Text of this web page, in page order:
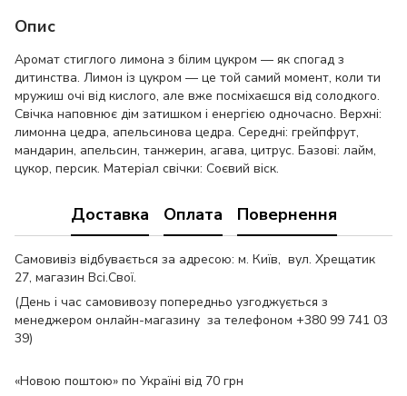
Опис
Аромат стиглого лимона з білим цукром — як спогад з
дитинства. Лимон із цукром — це той самий момент, коли ти
мружиш очі від кислого, але вже посміхаєшся від солодкого.
Свічка наповнює дім затишком і енергією одночасно. Верхні:
лимонна цедра, апельсинова цедра. Середні: грейпфрут,
мандарин, апельсин, танжерин, агава, цитрус. Базові: лайм,
цукор, персик. Матеріал свічки: Соєвий віск.
Доставка Оплата Повернення
Самовивіз відбувається за адресою: м. Київ, вул. Хрещатик
27, магазин Всі.Свої.
(День і час самовивозу попередньо узгоджується з
менеджером онлайн-магазину за телефоном +380 99 741 03
39)
«Новою поштою» по Україні від 70 грн